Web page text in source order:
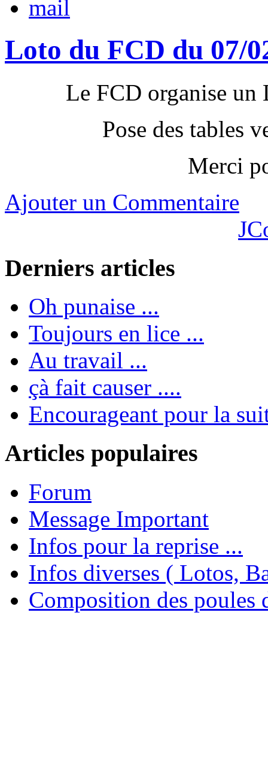
Loto du FCD du 07/
Le FCD organise
Pose des tables
Merci
Ajouter un Commentaire
Derniers articles
Oh punaise ...
Toujours en lice ...
Au travail ...
çà fait causer ....
Encourageant pour la
Articles populaires
Forum
Message Important
Infos pour la reprise ...
Infos diverses ( Lotos,
Composition des poules